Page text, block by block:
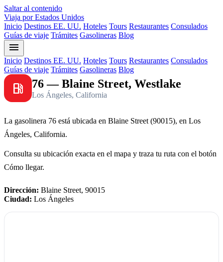
Saltar al contenido
Viaja por Estados Unidos
Inicio Destinos EE. UU. Hoteles Tours Restaurantes Consulados
Guías de viaje Trámites Gasolineras Blog
menu
Inicio Destinos EE. UU. Hoteles Tours Restaurantes Consulados
Guías de viaje Trámites Gasolineras Blog
local_gas_station 76 — Blaine Street, Westlake
Los Ángeles, California
La gasolinera 76 está ubicada en Blaine Street (90015), en Los
Ángeles, California.
Consulta su ubicación exacta en el mapa y traza tu ruta con el botón
Cómo llegar.
Dirección: Blaine Street, 90015
Ciudad: Los Ángeles